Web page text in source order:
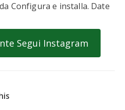
Configura e installa. Date
Segui Instagram